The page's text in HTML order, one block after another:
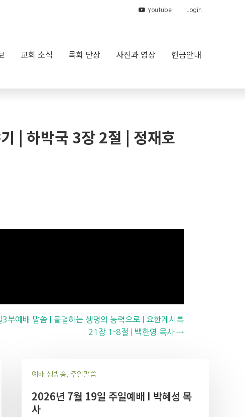
Youtube Login
교회 소식 목회 단상 사진과 영상 헌금안내
| 하박국 3장 2절 | 정재호
예배 말씀 | 불멸하는 생명의 능력으로 | 요한계시록
21장 1-8절 | 백한영 목사 →
예배 생방송, 주일말씀
2026년 7월 19일 주일예배 I 박혜성 목
사